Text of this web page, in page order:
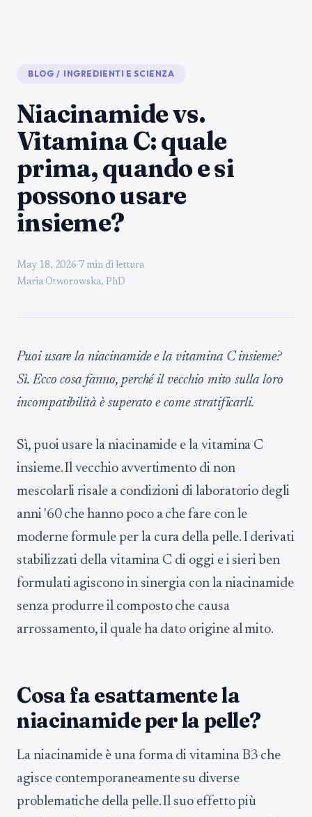
BLOG / INGREDIENTI E SCIENZA
Niacinamide vs.
Vitamina C: quale
prima, quando e si
possono usare
insieme?
May 18, 2026· 7 min di lettura
Maria Otworowska, PhD
Puoi usare la niacinamide e la vitamina C insieme?
Sì. Ecco cosa fanno, perché il vecchio mito sulla loro
incompatibilità è superato e come stratificarli.
Sì, puoi usare la niacinamide e la vitamina C
insieme. Il vecchio avvertimento di non
mescolarli risale a condizioni di laboratorio degli
anni '60 che hanno poco a che fare con le
moderne formule per la cura della pelle. I derivati
stabilizzati della vitamina C di oggi e i sieri ben
formulati agiscono in sinergia con la niacinamide
senza produrre il composto che causa
arrossamento, il quale ha dato origine al mito.
Cosa fa esattamente la
niacinamide per la pelle?
La niacinamide è una forma di vitamina B3 che
agisce contemporaneamente su diverse
problematiche della pelle. Il suo effetto più